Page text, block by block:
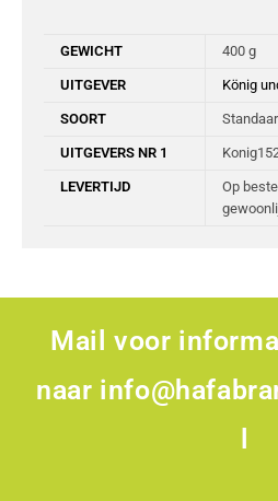
GEWICHT 400 g
UITGEVER König
SOORT
UITGEVERS NR 1
LEVERTIJD
Op
Mail voor
naar